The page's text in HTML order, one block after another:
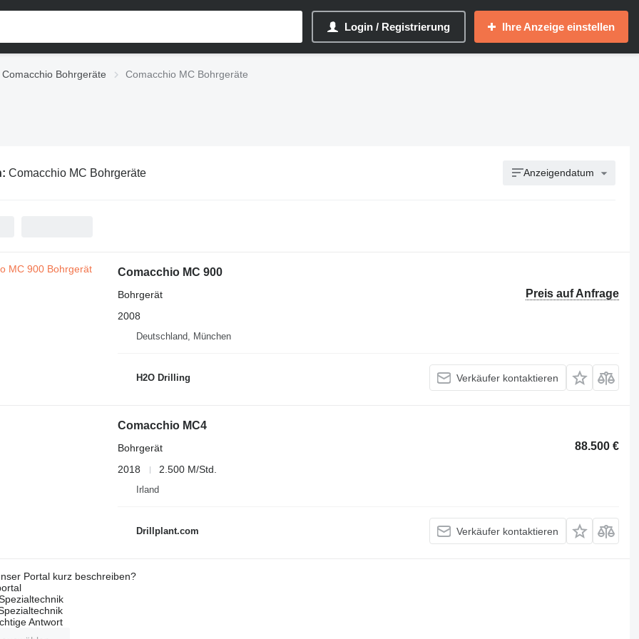
Login / Registrierung Ihre Anzeige einstellen
Comacchio Bohrgeräte Comacchio MC Bohrgeräte
Comacchio MC Bohrgeräte Anzeigendatum
Comacchio MC 900
Preis auf Anfrage
Bohrgerät
2008
Deutschland, München
H2O Drilling Verkäufer kontaktieren
Comacchio MC4
88.500 €
Bohrgerät
2018
2.500 M/Std.
Irland
Drillplant.com Verkäufer kontaktieren
Portal kurz beschreiben?
Antwort